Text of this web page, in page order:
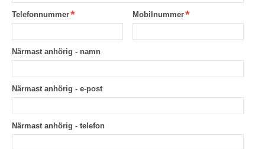
Telefonnummer Mobilnummer
Närmast anhörig - namn
Närmast anhörig - e-post
Närmast anhörig - telefon